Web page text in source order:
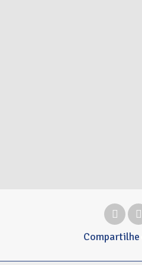
Compartilhe